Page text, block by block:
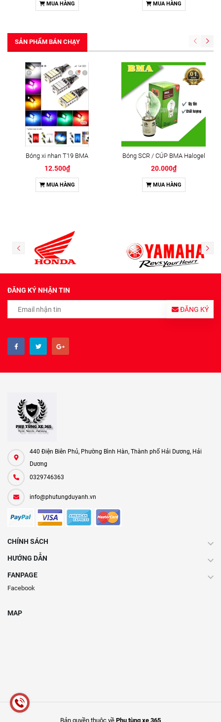
MUA HÀNG MUA HÀNG
SẢN PHẨM BÁN CHẠY
Bóng xi nhan T19 BMA
12.500₫
MUA HÀNG
Bóng SCR / CÚP BMA Halogel
20.000₫
MUA HÀNG
ĐĂNG KÝ NHẬN TIN
ĐĂNG KÝ
440 Điện Biên Phủ, Phường Bình Hàn, Thành phố Hải Dương, Hải
Dương
0329746363
info@phutungduyanh.vn
CHÍNH SÁCH
HƯỚNG DẪN
FANPAGE
Facebook
MAP
Bản quyền thuộc về Phụ tùng xe 365